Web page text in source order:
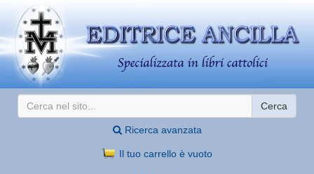
Cerca
Ricerca avanzata
Il tuo carrello è vuoto